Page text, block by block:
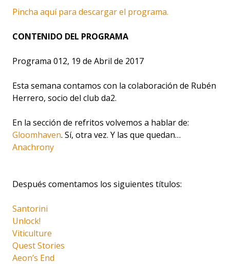
Pincha aquí para descargar el programa.
CONTENIDO DEL PROGRAMA
Programa 012, 19 de Abril de 2017
Esta semana contamos con la colaboración de Rubén
Herrero, socio del club da2.
En la sección de refritos volvemos a hablar de:
Gloomhaven. Sí, otra vez. Y las que quedan…
Anachrony
Después comentamos los siguientes títulos:
Santorini
Unlock!
Viticulture
Quest Stories
Aeon’s End